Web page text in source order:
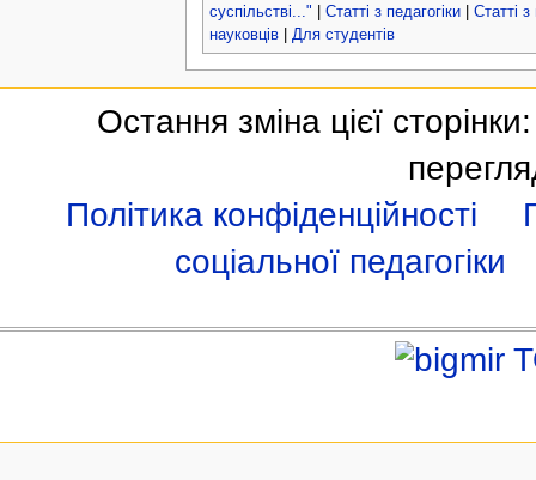
суспільстві..."
Статті з педагогіки| Статті з
науковців| Для студентів
Остання зміна цієї
Політика конфіденційності
соціальної педагогіки